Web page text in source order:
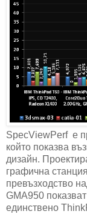
SpecViewPerf е
който показва
дизайн.
графична
превъзходство
GMA950
единствено